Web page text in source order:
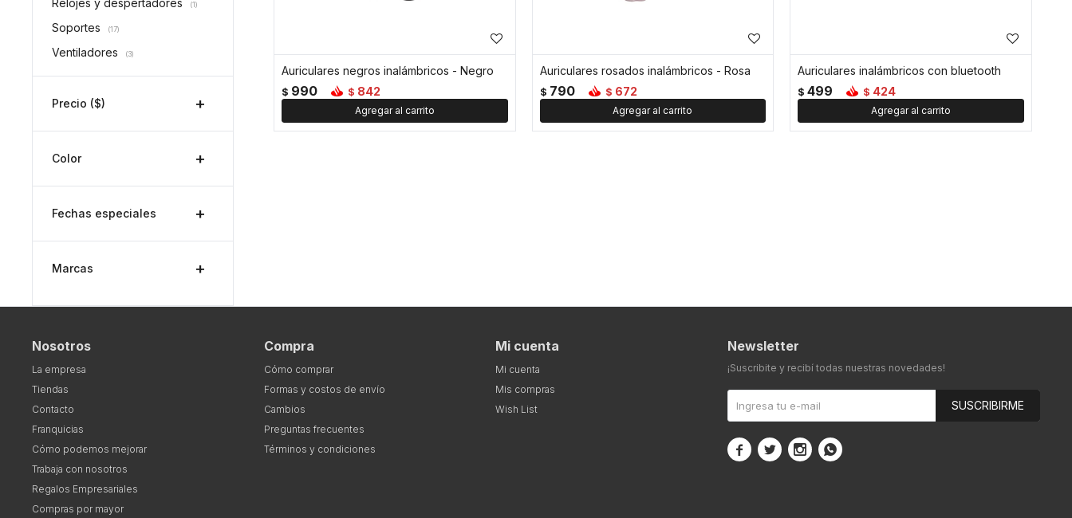
Auriculares negros inalámbricos - Negro
$ 990 $ 842
Auriculares rosados inalámbricos - Rosa
$ 790 $ 672
Auriculares inalámbricos con bluetooth
$ 499 $ 424
(1)
Soportes (17)
Ventiladores (3)
Precio ($)
Color
Fechas especiales
Marcas
Nosotros
La empresa
Tiendas
Contacto
Franquicias
Cómo podemos mejorar
Trabaja con nosotros
Regalos Empresariales
Compras por mayor
Compra
Cómo comprar
Formas y costos de envío
Cambios
Preguntas frecuentes
Términos y condiciones
Mi cuenta
Mi cuenta
Mis compras
Wish List
Newsletter
¡Suscribite y recibí todas nuestras novedades!
SUSCRIBIRME
   